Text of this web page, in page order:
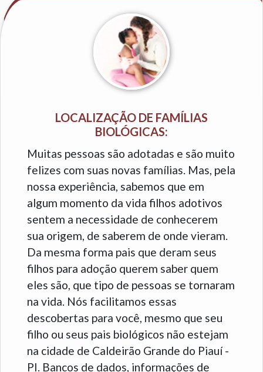
LOCALIZAÇÃO DE FAMÍLIAS
BIOLÓGICAS:
Muitas pessoas são adotadas e são muito
felizes com suas novas famílias. Mas, pela
nossa experiência, sabemos que em
algum momento da vida filhos adotivos
sentem a necessidade de conhecerem
sua origem, de saberem de onde vieram.
Da mesma forma pais que deram seus
filhos para adoção querem saber quem
eles são, que tipo de pessoas se tornaram
na vida. Nós facilitamos essas
descobertas para você, mesmo que seu
filho ou seus pais biológicos não estejam
na cidade de Caldeirão Grande do Piauí -
PI. Bancos de dados, informações de